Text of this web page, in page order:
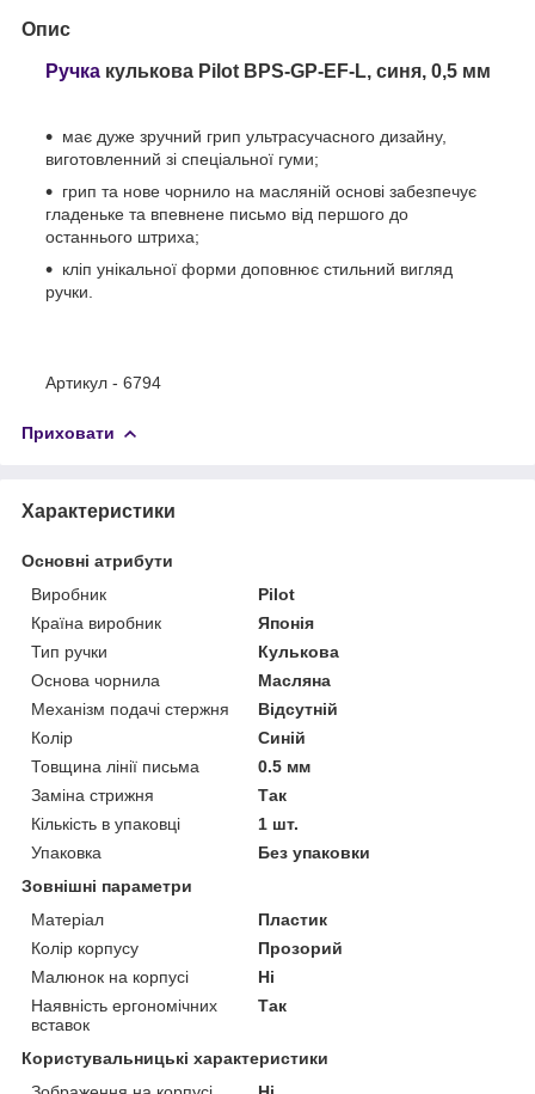
Опис
Ручкакулькова Pilot BPS-GP-EF-L, синя, 0,5 мм
має дуже зручний грип ультрасучасного дизайну,
виготовленний зі спеціальної гуми;
грип та нове чорнило на масляній основі забезпечує
гладеньке та впевнене письмо від першого до
останнього штриха;
кліп унікальної форми доповнює стильний вигляд
ручки.
Артикул - 6794
Приховати
Характеристики
Основні атрибути
Виробник
Pilot
Країна виробник
Японія
Тип ручки
Кулькова
Основа чорнила
Масляна
Механізм подачі стержня
Відсутній
Колір
Синій
Товщина лінії письма
0.5 мм
Заміна стрижня
Так
Кількість в упаковці
1 шт.
Упаковка
Без упаковки
Зовнішні параметри
Матеріал
Пластик
Колір корпусу
Прозорий
Малюнок на корпусі
Ні
Наявність ергономічних
вставок
Так
Користувальницькі характеристики